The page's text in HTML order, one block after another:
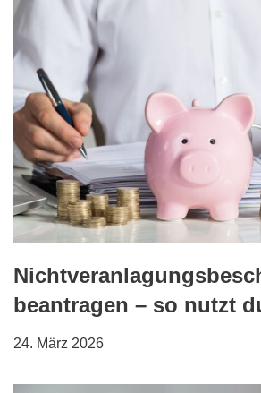
beantragen – so nutzt
24. März 2026